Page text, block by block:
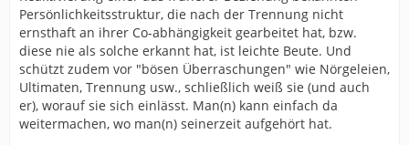
Persönlichkeitsstruktur, die nach der Trennung nicht
ernsthaft an ihrer Co-abhängigkeit gearbeitet hat, bzw.
diese nie als solche erkannt hat, ist leichte Beute. Und
schützt zudem vor "bösen Überraschungen" wie Nörgeleien,
Ultimaten, Trennung usw., schließlich weiß sie (und auch
er), worauf sie sich einlässt. Man(n) kann einfach da
weitermachen, wo man(n) seinerzeit aufgehört hat.